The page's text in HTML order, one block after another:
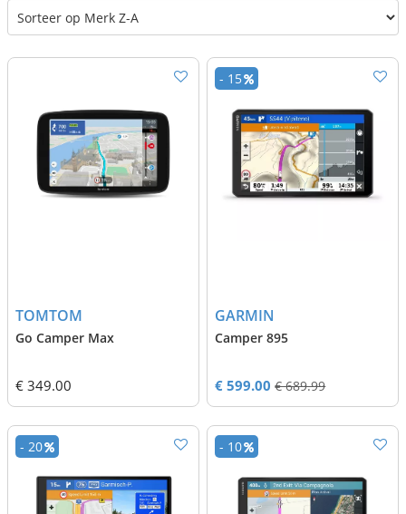
TOMTOM
Go Camper Max
€ 349.00
GARMIN
Camper 895
€ 599.00 € 689.99
- 15
- 20 - 10